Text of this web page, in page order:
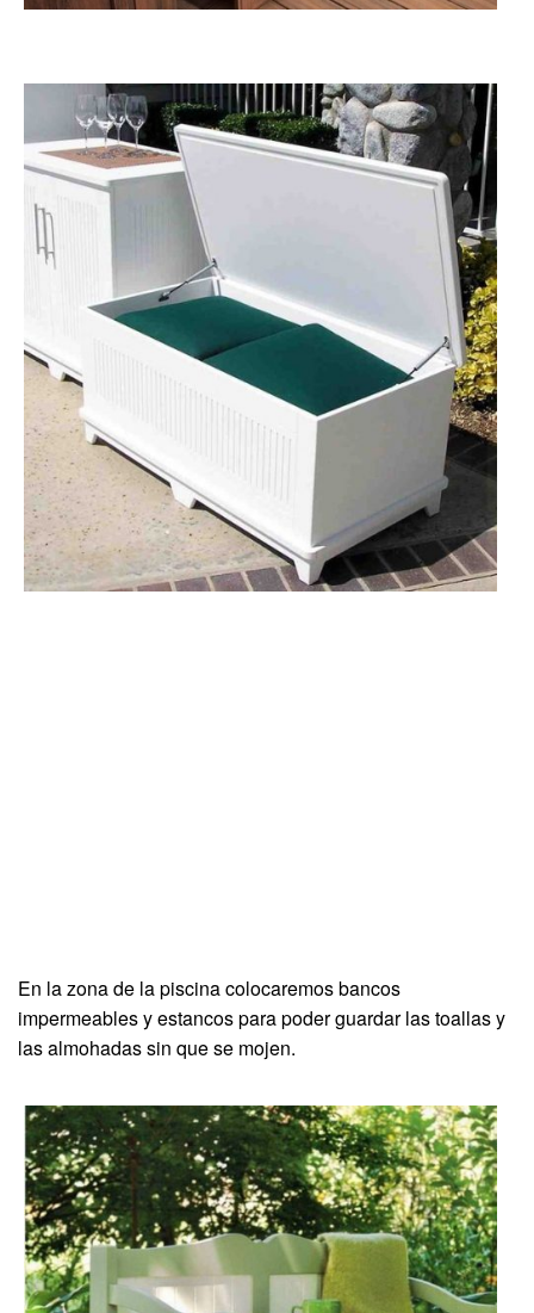
En la zona de la piscina colocaremos bancos
impermeables y estancos para poder guardar las toallas y
las almohadas sin que se mojen.